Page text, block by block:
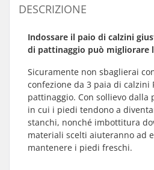
DESCRIZIONE
Indossare il paio di calzini
di pattinaggio può migliorare
Sicuramente non sbaglierai
confezione da 3 paia di calzini
pattinaggio. Con sollievo dalla
in cui i piedi tendono a
stanchi, nonché imbottitura
materiali scelti aiuteranno ad
mantenere i piedi freschi.